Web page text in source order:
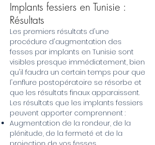
Implants fessiers en Tunisie :
Résultats
Les premiers résultats d'une
procédure d'augmentation des
fesses par implants en Tunisie sont
visibles presque immédiatement, bien
qu'il faudra un certain temps pour que
l'enflure postopératoire se résorbe et
que les résultats finaux apparaissent.
Les résultats que les implants fessiers
peuvent apporter comprennent :
Augmentation de la rondeur, de la
plénitude, de la fermeté et de la